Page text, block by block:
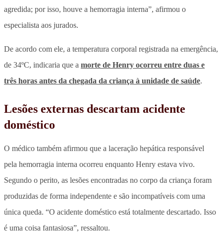
agredida; por isso, houve a hemorragia interna”, afirmou o
especialista aos jurados.
De acordo com ele, a temperatura corporal registrada na emergência,
de 34ºC, indicaria que a morte de Henry ocorreu entre duas e
três horas antes da chegada da criança à unidade de saúde.
Lesões externas descartam acidente
doméstico
O médico também afirmou que a laceração hepática responsável
pela hemorragia interna ocorreu enquanto Henry estava vivo.
Segundo o perito, as lesões encontradas no corpo da criança foram
produzidas de forma independente e são incompatíveis com uma
única queda. “O acidente doméstico está totalmente descartado. Isso
é uma coisa fantasiosa”, ressaltou.